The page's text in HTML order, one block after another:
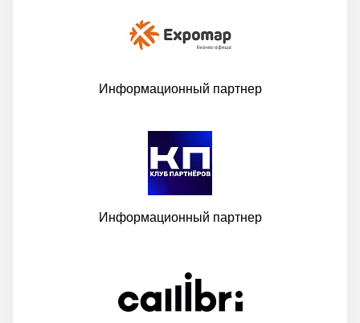
Информационный партнер
Информационный партнер